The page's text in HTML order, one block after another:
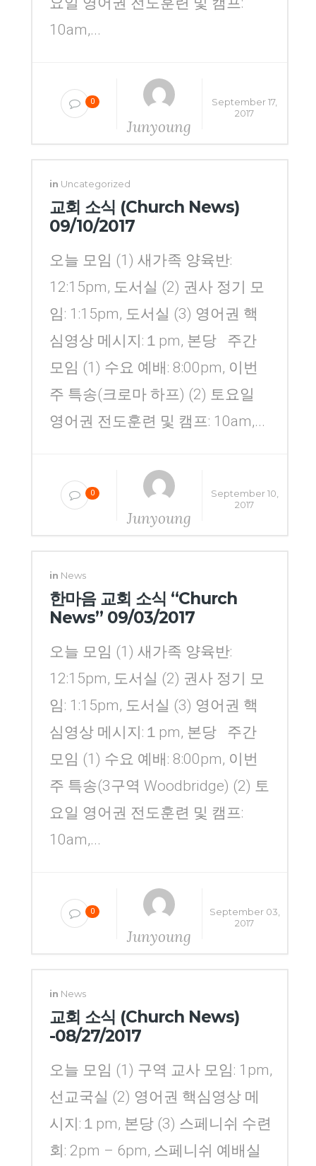
10am,...
0
Junyoung
September 17,
2017
in Uncategorized
교회 소식 (Church News)
09/10/2017
오늘 모임 (1) 새가족 양육반:
12:15pm, 도서실 (2) 권사 정기 모
임: 1:15pm, 도서실 (3) 영어권 핵
심영상 메시지:１pm, 본당 주간
모임 (1) 수요 예배: 8:00pm, 이번
주 특송(크로마 하프) (2) 토요일
영어권 전도훈련 및 캠프: 10am,...
0
Junyoung
September 10,
2017
in News
한마음 교회 소식 “Church
News” 09/03/2017
오늘 모임 (1) 새가족 양육반:
12:15pm, 도서실 (2) 권사 정기 모
임: 1:15pm, 도서실 (3) 영어권 핵
심영상 메시지:１pm, 본당 주간
모임 (1) 수요 예배: 8:00pm, 이번
주 특송(3구역 Woodbridge) (2) 토
요일 영어권 전도훈련 및 캠프:
10am,...
0
Junyoung
September 03,
2017
in News
교회 소식 (Church News)
-08/27/2017
오늘 모임 (1) 구역 교사 모임: 1pm,
선교국실 (2) 영어권 핵심영상 메
시지:１pm, 본당 (3) 스페니쉬 수련
회: 2pm – 6pm, 스페니쉬 예배실